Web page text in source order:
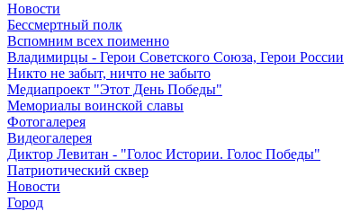
Новости
Бессмертный полк
Вспомним всех поименно
Владимирцы - Герои Советского Союза, Герои России
Никто не забыт, ничто не забыто
Медиапроект "Этот День Победы"
Мемориалы воинской славы
Фотогалерея
Видеогалерея
Диктор Левитан - "Голос Истории. Голос Победы"
Патриотический сквер
Новости
Город